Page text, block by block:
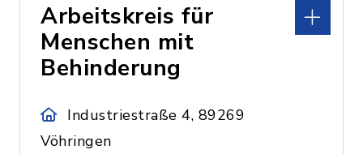
Arbeitskreis für
Menschen mit
Behinderung
Industriestraße 4, 89269
Vöhringen